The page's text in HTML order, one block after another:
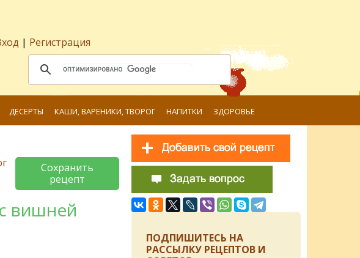
| Регистрация
ДЕСЕРТЫ КАШИ, ВАРЕНИКИ, ТВОРОГ НАПИТКИ ЗДОРОВЬЕ
Сохранить
рецепт
вишней
ПОДПИШИТЕСЬ НА
РАССЫЛКУ РЕЦЕПТОВ И